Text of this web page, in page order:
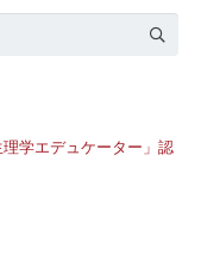
学エデュケーター」認